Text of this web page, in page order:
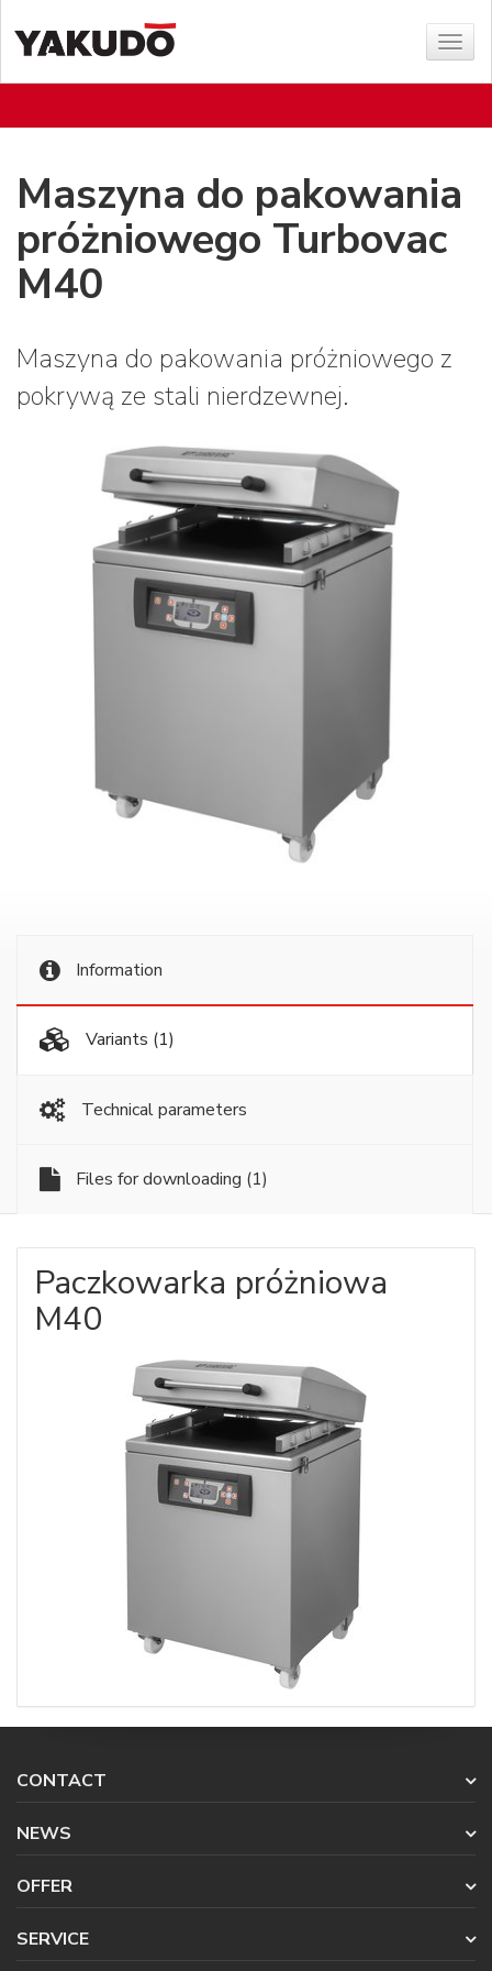
Show
menu
Maszyna do pakowania
próżniowego Turbovac
M40
Maszyna do pakowania próżniowego z
pokrywą ze stali nierdzewnej.
Information
Variants (1)
Technical parameters
Files for downloading (1)
Paczkowarka próżniowa
M40
CONTACT
NEWS
OFFER
SERVICE